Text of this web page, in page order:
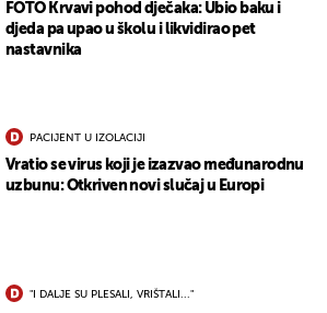
FOTO Krvavi pohod dječaka: Ubio baku i
djeda pa upao u školu i likvidirao pet
nastavnika
PACIJENT U IZOLACIJI
Vratio se virus koji je izazvao međunarodnu
uzbunu: Otkriven novi slučaj u Europi
"I DALJE SU PLESALI, VRIŠTALI..."